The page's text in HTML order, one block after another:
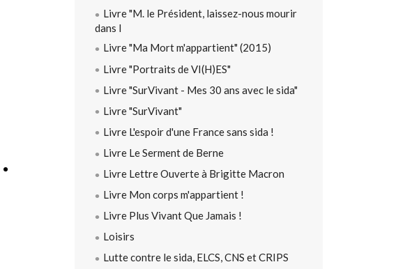
Livre "M. le Président, laissez-nous mourir
dans l
Livre "Ma Mort m'appartient" (2015)
Livre "Portraits de VI(H)ES"
Livre "SurVivant - Mes 30 ans avec le sida"
Livre "SurVivant"
Livre L'espoir d'une France sans sida !
Livre Le Serment de Berne
Livre Lettre Ouverte à Brigitte Macron
Livre Mon corps m'appartient !
Livre Plus Vivant Que Jamais !
Loisirs
Lutte contre le sida, ELCS, CNS et CRIPS